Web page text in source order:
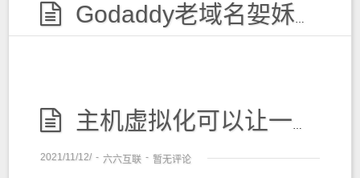
Godaddy老域名妿姀姁购买,老域名交易出售,已备案域名,百度权重高pr域名,百度搜狗收录域名
主机虚拟化可以让一台服务器变成几台甚至上百台
2021/11/12/ - 六六互联 - 暂无评论